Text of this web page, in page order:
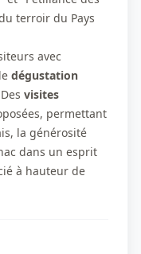
terroir du Pays
avec
dégustation
visites
permettant
la générosité
dans un esprit
à hauteur de